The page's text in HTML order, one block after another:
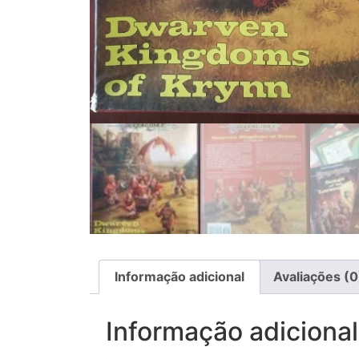
Informação adicional Avaliações
Informação adicional